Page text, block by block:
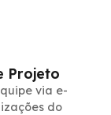
Projeto
via e-
do